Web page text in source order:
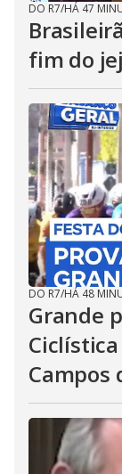
DO R7/HÁ 47
fim do
DO R7/HÁ 48
Grande
Campos